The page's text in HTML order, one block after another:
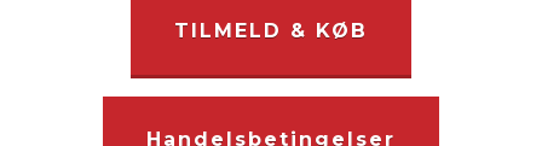
TILMELD & KØB
Handelsbetingelser